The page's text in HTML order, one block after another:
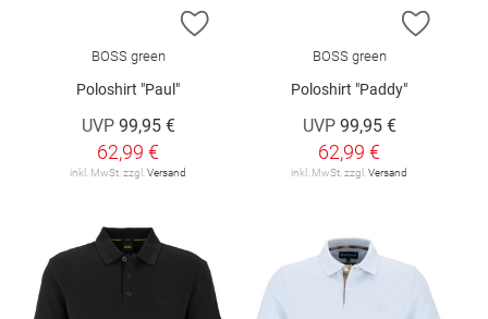
ZUR WUNSCHLISTE HINZUFÜGEN
BOSS green
Poloshirt "Paul"
UVP 99,95 €
62,99 €
inkl. MwSt. zzgl. Versand
ZUR
BOSS green
Poloshirt "Paddy"
UVP 99,95 €
62,99 €
inkl. MwSt. zzgl. Versand